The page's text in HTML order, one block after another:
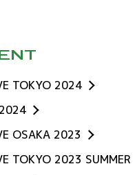
TOKYO 2024
OSAKA 2023
TOKYO 2023 SUMMER